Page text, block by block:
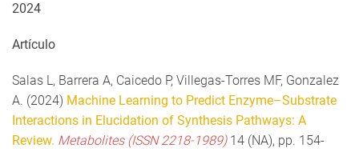
2024
Artículo
Salas L, Barrera A, Caicedo P, Villegas-Torres MF, Gonzalez
A. (2024) Machine Learning to Predict Enzyme–Substrate
Interactions in Elucidation of Synthesis Pathways: A
Review. Metabolites (ISSN 2218-1989)14 (NA), pp. 154-